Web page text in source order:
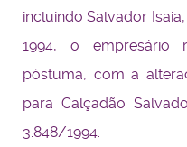
incluindo Salvador
1994, o empresário
póstuma, com a
para Calçadão
3.848/1994.